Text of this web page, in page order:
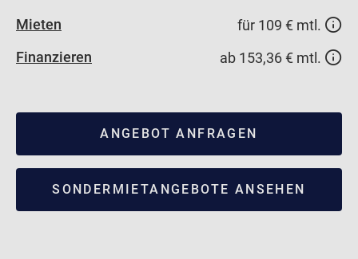
Mieten
für 109 € mtl.
Finanzieren
ab 153,36 € mtl.
ANGEBOT ANFRAGEN
SONDERMIETANGEBOTE ANSEHEN